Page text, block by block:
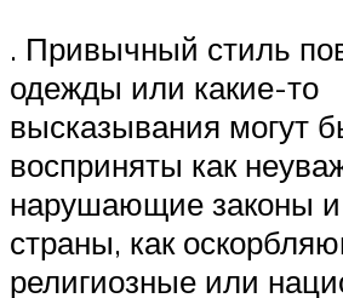
. Привычный стиль
одежды или какие-то
высказывания могут
восприняты как
нарушающие законы и
страны, как
религиозные или